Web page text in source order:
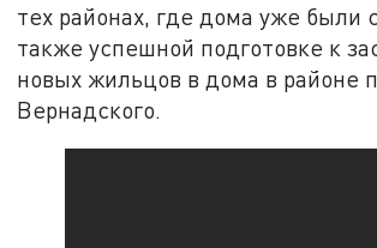
тех районах, где дома уже были
также успешной подготовке к
новых жильцов в дома в районе
Вернадского.